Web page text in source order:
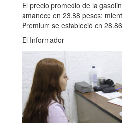
El precio promedio de la
amanece en 23.88 pesos;
Premium se estableció en 28.86
El Informador